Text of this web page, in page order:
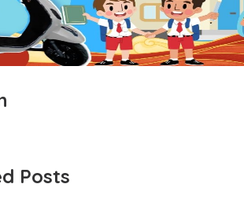
Posts